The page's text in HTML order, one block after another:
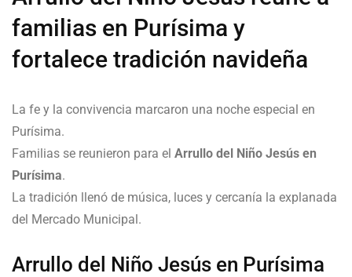
familias en Purísima y
fortalece tradición navideña
La fe y la convivencia marcaron una noche especial en
Purísima.
Familias se reunieron para el Arrullo del Niño Jesús en
Purísima.
La tradición llenó de música, luces y cercanía la explanada
del Mercado Municipal.
Arrullo del Niño Jesús en Purísima